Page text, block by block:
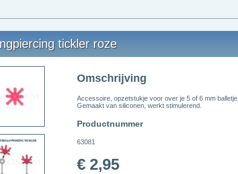
tickler roze
Omschrijving
Accessoire, opzetstukje voor over je 5 of 6 mm balletje.
Gemaakt van siliconen, werkt stimulerend.
Productnummer
63081
€ 2,95